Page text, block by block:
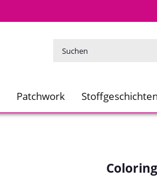
Patchwork Stoffgeschichten